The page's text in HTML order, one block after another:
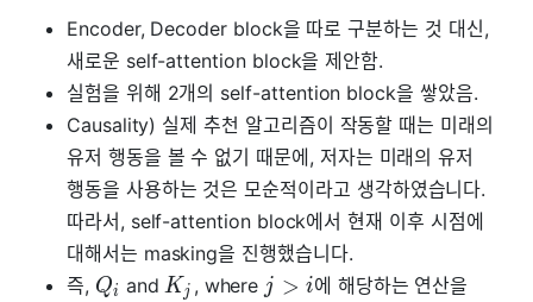
Encoder, Decoder block을 따로 구분하는 것 대신,
새로운 self-attention block을 제안함.
실험을 위해 2개의 self-attention block을 쌓았음.
Causality) 실제 추천 알고리즘이 작동할 때는 미래의
유저 행동을 볼 수 없기 때문에, 저자는 미래의 유저
행동을 사용하는 것은 모순적이라고 생각하였습니다.
따라서, self-attention block에서 현재 이후 시점에
대해서는 masking을 진행했습니다.
즉, Qi andK j , where j > i에 해당하는 연산을